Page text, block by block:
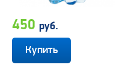
450 руб.